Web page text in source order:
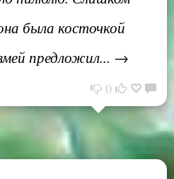
была косточкой
предложил... →
0